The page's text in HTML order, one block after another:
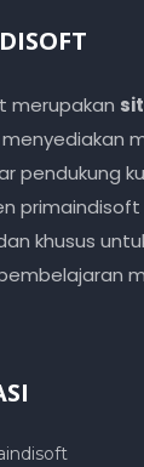
merupakan
pendukung
khusus